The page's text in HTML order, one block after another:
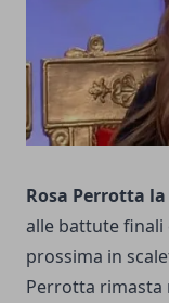
Rosa Perrotta
alle battute finali
prossima in
Perrotta rimasta